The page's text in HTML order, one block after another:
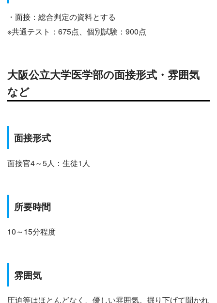
・面接：総合判定の資料とする
※共通テスト：675点、個別試験：900点
大阪公立大学医学部の面接形式・雰囲気
など
面接形式
面接官4～5人：生徒1人
所要時間
10～15分程度
雰囲気
圧迫等はほとんどなく、優しい雰囲気。掘り下げて聞かれ